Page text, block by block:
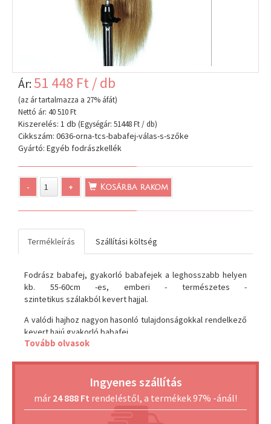
Ár:51 448 Ft / db
(az ár tartalmazza a 27% áfát)
Nettó ár: 40 510 Ft
Kiszerelés: 1 db (Egységár: 51448 Ft / db)
Cikkszám: 0636-orna-tcs-babafej-válas-s-szőke
Gyártó: Egyéb fodrászkellék
- + Kosárba rakom
Termékleírás Szállítási költség
Fodrász babafej, gyakorló babafejek a leghosszabb helyen
kb. 55-60cm -es, emberi - természetes -
szintetikus szálakból kevert hajjal.
A valódi hajhoz nagyon hasonló tulajdonságokkal rendelkező
kevert hajú gyakorló babafej.
kislányoknak a fésülés, hajfonás, frizura készítés
gyakorlására is. Használható játék babafejként is, mivel
könnyen fésülhető, formázható és erős hajjal készül.
Nagyban megkönnyíti a hajfésülést, és jelentősen
Tovább olvasok
Ingyenes szállítás
már 24 888 Ft rendeléstől, a termékek 97% -ánál!